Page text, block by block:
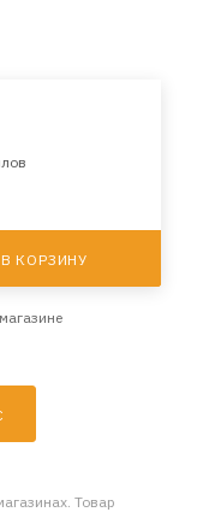
В КОРЗИНУ
Товар